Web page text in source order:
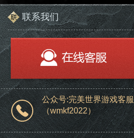
联系我们
公众号:完美世界游戏客服
（wmkf2022）